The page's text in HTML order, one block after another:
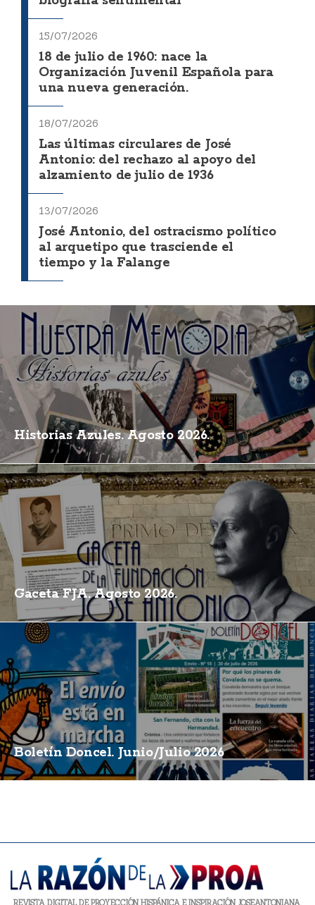
15/07/2026
18 de julio de 1960: nace la
Organización Juvenil Española para
una nueva generación.
18/07/2026
Las últimas circulares de José
Antonio: del rechazo al apoyo del
alzamiento de julio de 1936
13/07/2026
José Antonio, del ostracismo político
al arquetipo que trasciende el
tiempo y la Falange
Historias Azules. Agosto 2026.
Gaceta FJA. Agosto 2026.
Boletín Doncel. Junio/Julio 2026